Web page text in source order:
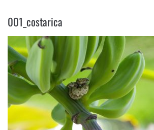
001_costarica